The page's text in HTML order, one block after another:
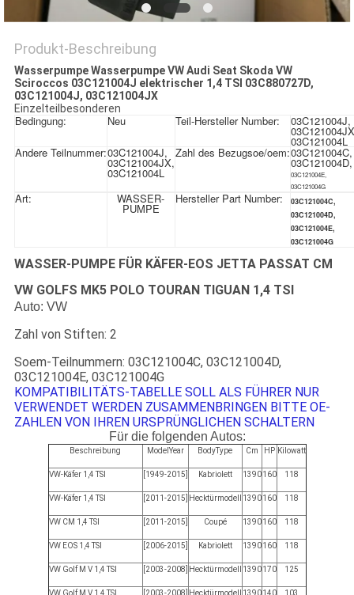
Produkt-Beschreibung
Wasserpumpe Wasserpumpe VW Audi Seat Skoda VW
Sciroccos 03C121004J elektrischer 1,4 TSI 03C880727D,
03C121004J, 03C121004JX
Einzelteilbesonderen
Bedingung: Neu Teil-Hersteller Number: 03C121004J,
03C121004L
Andere Teilnummer:03C121004J,
03C121004JX,
03C121004L
Zahl des Bezugsoe/oem:03C121004C,
03C121004D,
03C121004E,
03C121004G
Art: WASSER-
PUMPE
Hersteller Part Number:
03C121004C,
03C121004D,
03C121004E,
03C121004G
WASSER-PUMPE FÜR KÄFER-EOS JETTA PASSAT CM
VW GOLFS MK5 POLO TOURAN TIGUAN 1,4 TSI
Auto: VW
Zahl von Stiften: 2
Soem-Teilnummern: 03C121004C, 03C121004D,
03C121004E, 03C121004G
KOMPATIBILITÄTS-TABELLE SOLL ALS FÜHRER NUR
VERWENDET WERDEN ZUSAMMENBRINGEN BITTE OE-
ZAHLEN VON IHREN URSPRÜNGLICHEN SCHALTERN
Für die folgenden Autos:
Beschreibung ModelYear BodyType Cm HP Kilowatt
VW-Käfer 1,4 TSI [1949-2015] Kabriolett 1390 160 118
VW-Käfer 1,4 TSI [2011-2015] Hecktürmodell 1390 160 118
VW CM 1,4 TSI [2011-2015] Coupé 1390 160 118
VW EOS 1,4 TSI [2006-2015] Kabriolett 1390 160 118
VW Golf M V 1,4 TSI [2003-2008] Hecktürmodell 1390 170 125